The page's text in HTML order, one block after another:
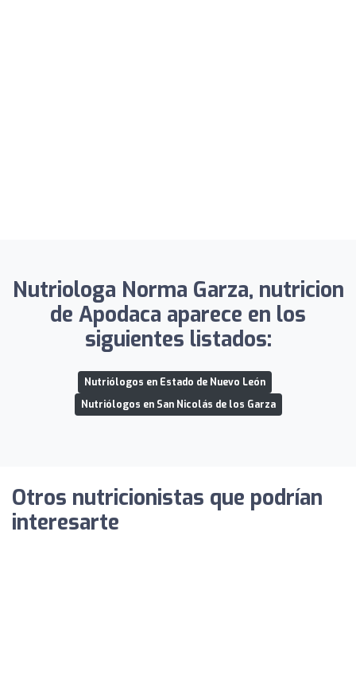
Nutriologa Norma Garza, nutricion
de Apodaca aparece en los
siguientes listados:
Nutriólogos en Estado de Nuevo León
Nutriólogos en San Nicolás de los Garza
Otros nutricionistas que podrían
interesarte